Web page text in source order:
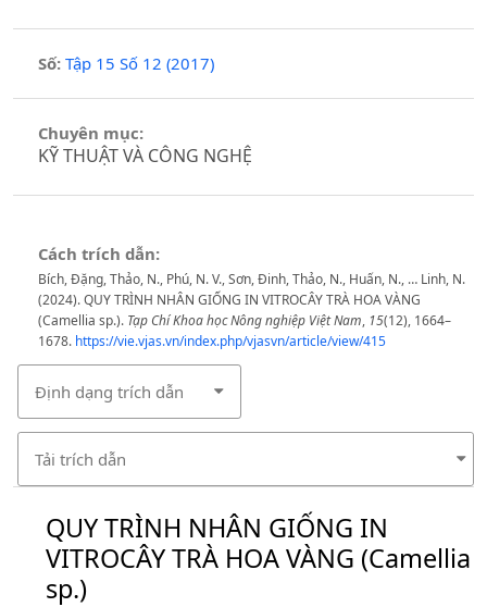
Số: Tập 15 Số 12 (2017)
Chuyên mục:
KỸ THUẬT VÀ CÔNG NGHỆ
Cách trích dẫn:
Bích, Đặng, Thảo, N., Phú, N. V., Sơn, Đinh, Thảo, N., Huấn, N., … Linh, N.
(2024). QUY TRÌNH NHÂN GIỐNG IN VITROCÂY TRÀ HOA VÀNG
(Camellia sp.). Tạp Chí Khoa học Nông nghiệp Việt Nam, 15(12), 1664–
1678. https://vie.vjas.vn/index.php/vjasvn/article/view/415
Định dạng trích dẫn
Tải trích dẫn
QUY TRÌNH NHÂN GIỐNG IN
VITROCÂY TRÀ HOA VÀNG (Camellia
sp.)